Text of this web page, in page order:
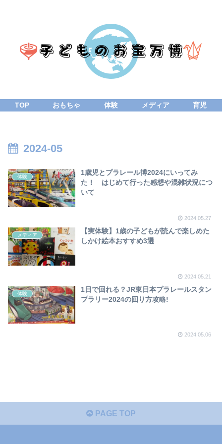
TOP おもちゃ 体験 メディア 育児
2024-05
体験
1歳児とプラレール博2024にいってみ
た！ はじめて行った感想や混雑状況につ
いて
2024.05.27
メディア
【実体験】1歳の子どもが読んで楽しめた
しかけ絵本おすすめ3選
2024.05.21
体験
1日で回れる？JR東日本プラレールスタン
プラリー2024の回り方攻略!
2024.05.06
PAGE TOP